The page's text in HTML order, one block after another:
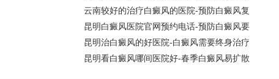
云南较好的治疗白癜风的医院-预防白癜风复
昆明白癜风医院官网预约电话-预防白癜风要
昆明治白癜风的好医院-白癜风需要终身治疗
昆明看白癜风哪间医院好-春季白癜风易扩散